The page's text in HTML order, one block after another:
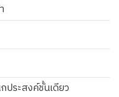
ประสงค์ชั้นเดียว